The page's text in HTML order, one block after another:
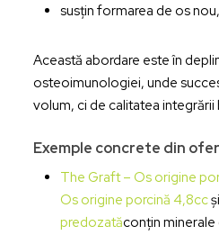
susțin formarea de os
Această abordare este în
osteoimunologiei, unde
volum, ci de calitatea
Exemple concrete din
The Graft – Os origine
Os origine porcină 4,8ccși
predozatăconțin